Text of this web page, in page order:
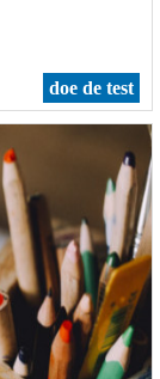
doe de test